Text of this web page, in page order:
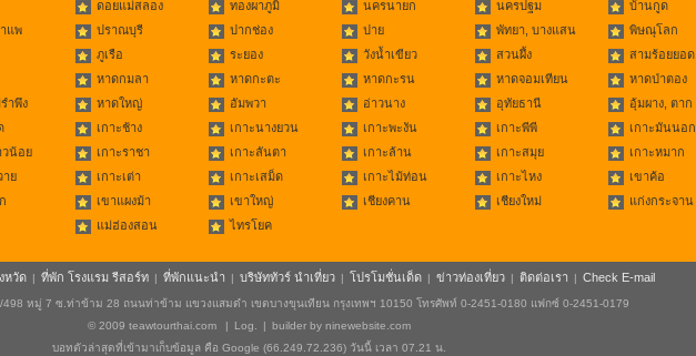
ดอยแม่สลอง
ทองผาภูมิ นครนายก นครปฐม
บ้านกูด
แพ
ปราณบุรี ปากช่อง ปาย พัทยา, บางแสน
พิษณุโลก
ภูเรือ
ระยอง วังน้ำเขียว สวนผึ้ง
สามร้อยยอด
หาดกมลา
หาดกะตะ หาดกะรน หาดจอมเทียน
หาดป่าตอง
ำพึง
หาดใหญ่ อัมพวา อ่าวนาง อุทัยธานี
อุ้มผาง, ตาก
เกาะช้าง เกาะนางยวน เกาะพะงัน เกาะพีพี
เกาะมันนอก
วน้อย
เกาะราชา เกาะลันตา เกาะล้าน เกาะสมุย
เกาะหมาก
าย
เกาะเต่า เกาะเสม็ด เกาะไม้ท่อน เกาะไหง
เขาค้อ
เขาแผงม้า เขาใหญ่ เชียงคาน เชียงใหม่
แก่งกระจาน
แม่ฮ่องสอน
ไทรโยค
หวัด | ที่พัก โรงแรม รีสอร์ท | ที่พักแนะนำ | บริษัททัวร์ นำเที่ยว | โปรโมชั่นเด็ด | ข่าวท่องเที่ยว | ติดต่อเรา | Check E-mail
หมู่ 7 ซ.ท่าข้าม 28 ถนนท่าข้าม แขวงแสมดำ เขตบางขุนเทียน กรุงเทพฯ 10150 โทรศัพท์ 0-2451-0180 แฟกซ์ 0-2451-0179
© 2009 teawtourthai.com | Log. | builder by ninewebsite.com
บอทตัวล่าสุดที่เข้ามาเก็บข้อมูล คือ Google (66.249.72.236) วันนี้ เวลา 07.21 น.